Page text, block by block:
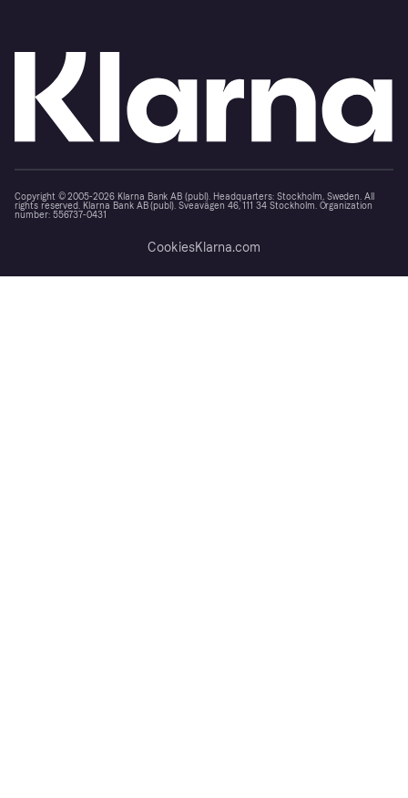
Copyright © 2005-2026 Klarna Bank AB (publ). Headquarters: Stockholm, Sweden. All
rights reserved. Klarna Bank AB (publ). Sveavägen 46, 111 34 Stockholm. Organization
number: 556737-0431
CookiesKlarna.com